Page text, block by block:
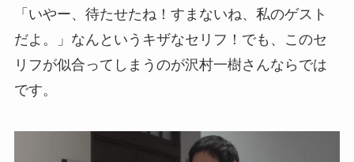
「いやー、待たせたね！すまないね、私のゲスト
だよ。」なんというキザなセリフ！でも、このセ
リフが似合ってしまうのが沢村一樹さんならでは
です。